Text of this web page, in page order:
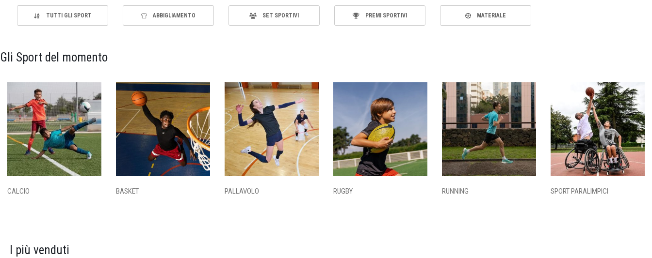
TUTTI GLI SPORT ABBIGLIAMENTO SET SPORTIVI PREMI SPORTIVI MATERIALE
Gli Sport del momento
CALCIO BASKET PALLAVOLO RUGBY RUNNING SPORT PARALIMPICI
I più venduti